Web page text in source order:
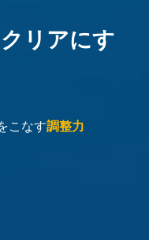
リアにす
こなす調整力